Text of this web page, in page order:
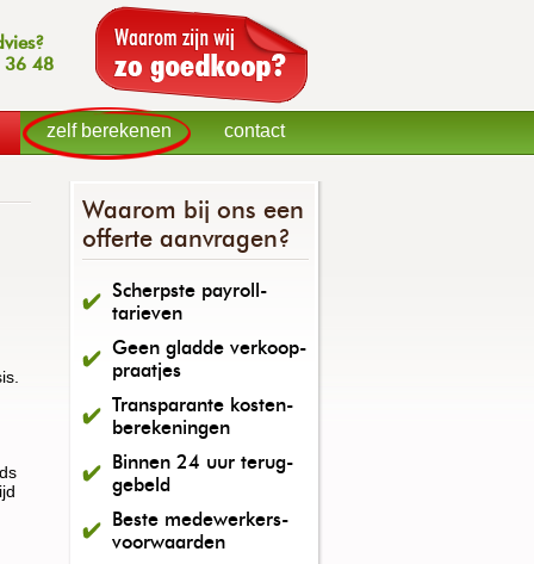
36 48
Waarom bij ons een
offerte aanvragen?
Scherpste payroll-
tarieven
Geen gladde verkoop-
praatjes
Transparante kosten-
berekeningen
Binnen 24 uur terug-
gebeld
Beste medewerkers-
voorwaarden
zelf berekenen contact